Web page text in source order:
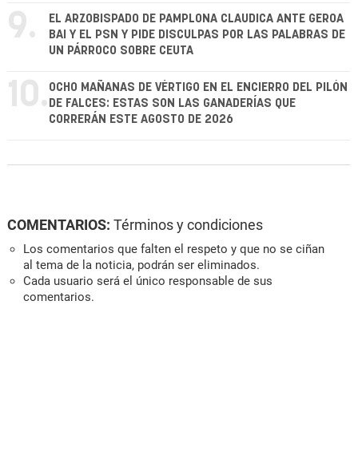
9.
EL ARZOBISPADO DE PAMPLONA CLAUDICA ANTE GEROA
BAI Y EL PSN Y PIDE DISCULPAS POR LAS PALABRAS DE
UN PÁRROCO SOBRE CEUTA
10. OCHO MAÑANAS DE VÉRTIGO EN EL ENCIERRO DEL PILÓN
DE FALCES: ESTAS SON LAS GANADERÍAS QUE
CORRERÁN ESTE AGOSTO DE 2026
COMENTARIOS: Términos y condiciones
Los comentarios que falten el respeto y que no se ciñan
al tema de la noticia, podrán ser eliminados.
Cada usuario será el único responsable de sus
comentarios.